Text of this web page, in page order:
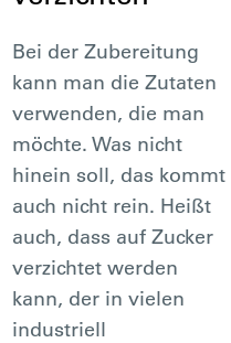
Bei der Zubereitung
kann man die Zutaten
verwenden, die man
möchte. Was nicht
hinein soll, das kommt
auch nicht rein. Heißt
auch, dass auf Zucker
verzichtet werden
kann, der in vielen
industriell